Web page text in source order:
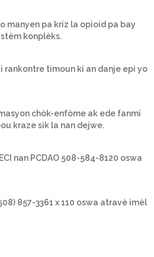
manyen pa kriz la opioid pa bay
konplèks.
rankontre timoun ki an danje epi yo
chòk-enfòme ak ede fanmi
kraze sik la nan dejwe.
nan PCDAO 508-584-8120 oswa
857-3361 x 110 oswa atravè imèl